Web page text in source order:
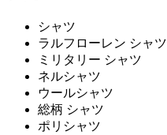
シャツ
ラルフローレン シャツ
ミリタリー シャツ
ネルシャツ
ウールシャツ
総柄 シャツ
ポリシャツ